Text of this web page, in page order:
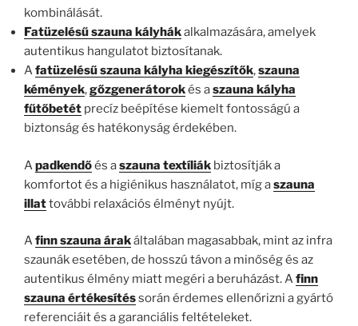
kombinálását.
Fatüzelésű szauna kályhákalkalmazására, amelyek
autentikus hangulatot biztosítanak.
Afatüzelésű szauna kályha kiegészítők,szauna
kémények,gőzgenerátorokés aszauna kályha
fűtőbetét precíz beépítése kiemelt fontosságú a
biztonság és hatékonyság érdekében.
Apadkendőés aszauna textíliák biztosítják a
komfortot és a higiénikus használatot, míg aszauna
illattovábbi relaxációs élményt nyújt.
Afinn szauna árakáltalában magasabbak, mint az infra
szaunák esetében, de hosszú távon a minőség és az
autentikus élmény miatt megéri a beruházást. Afinn
szauna értékesítéssorán érdemes ellenőrizni a gyártó
referenciáit és a garanciális feltételeket.